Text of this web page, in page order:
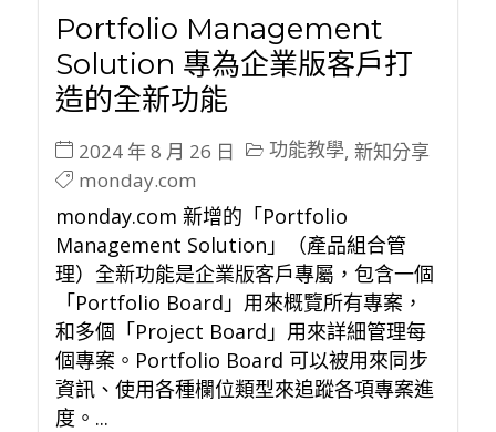
Portfolio Management
Solution 專為企業版客戶打
造的全新功能
2024 年 8 月 26 日 功能教學, 新知分享
monday.com
monday.com 新增的「Portfolio
Management Solution」（產品組合管
理）全新功能是企業版客戶專屬，包含一個
「Portfolio Board」用來概覽所有專案，
和多個「Project Board」用來詳細管理每
個專案。Portfolio Board 可以被用來同步
資訊、使用各種欄位類型來追蹤各項專案進
度。...